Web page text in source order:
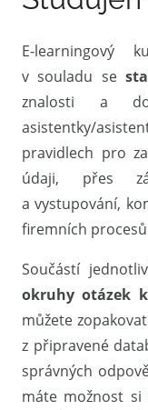
E-learningový
v souladu se
znalosti a
asistentky/
pravidlech pro
údaji, přes
a vystupování,
firemních
Součástí
okruhy otázek
můžete
z připravené
správných
máte možnost si